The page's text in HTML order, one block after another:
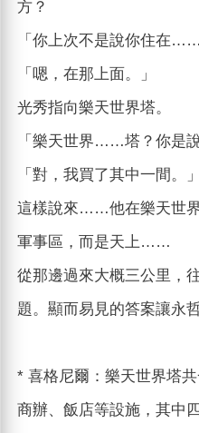
方？
「你上次不是說你住在……
「嗯，在那上面。」
光秀指向樂天世界塔。
「樂天世界……塔？你是
「對，我買了其中一間。」
這樣說來……他在樂天世
軍事區，而是天上……
從那邊過來大概三公里，
題。顯而易見的答案讓永
* 喜格尼爾：樂天世界塔
商辦、飯店等設施，其中